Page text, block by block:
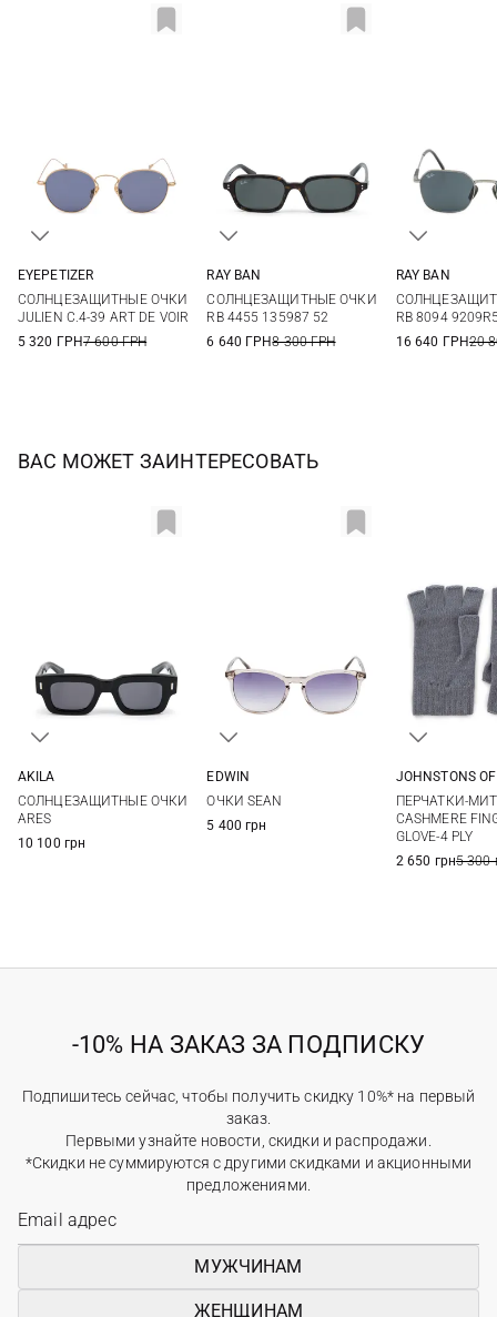
EYEPETIZER
СОЛНЦЕЗАЩИТНЫЕ ОЧКИ
JULIEN C.4-39 ART DE VOIR
5 320 ГРН7 600 ГРН
RAY BAN
СОЛНЦЕЗАЩИТНЫЕ ОЧКИ
RB 4455 135987 52
6 640 ГРН8 300 ГРН
RAY BAN
RB 8094
16 640 ГРН20
ВАС МОЖЕТ ЗАИНТЕРЕСОВАТЬ
AKILA
СОЛНЦЕЗАЩИТНЫЕ ОЧКИ
ARES
10 100 грн
EDWIN
ОЧКИ SEAN
5 400 грн
JOHNSTONS
ПЕРЧАТКИ-
CASHMERE
GLOVE-4 PLY
2 650 грн5 300
-10% НА ЗАКАЗ ЗА ПОДПИСКУ
Подпишитесь сейчас, чтобы получить скидку 10%* на первый
заказ.
Первыми узнайте новости, скидки и распродажи.
*Скидки не суммируются с другими скидками и акционными
предложениями.
МУЖЧИНАМ
ЖЕНЩИНАМ